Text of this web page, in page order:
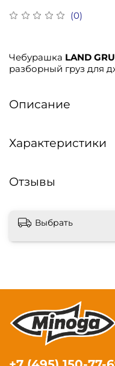
(0)
Чебурашка LAND
разборный груз для
Описание
Характеристики
Отзывы
Выбрать